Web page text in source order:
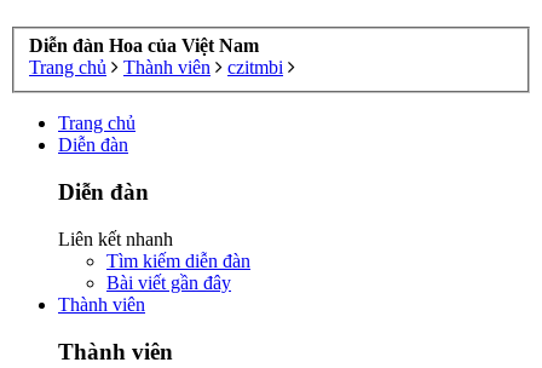
Diễn đàn Hoa của Việt Nam
Trang chủ
Thành viên czitmbi
Trang chủ
Diễn đàn
Diễn đàn
Liên kết nhanh
Tìm kiếm diễn đàn
Bài viết gần đây
Thành viên
Thành viên